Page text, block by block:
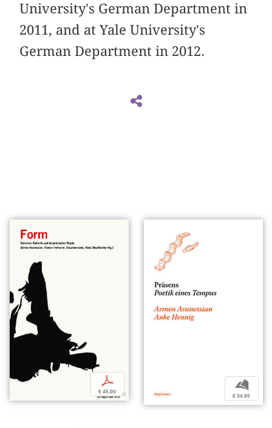
University's German Department in
2011, and at Yale University's
German Department in 2012.
p
€ 45,00
b
€ 34,95